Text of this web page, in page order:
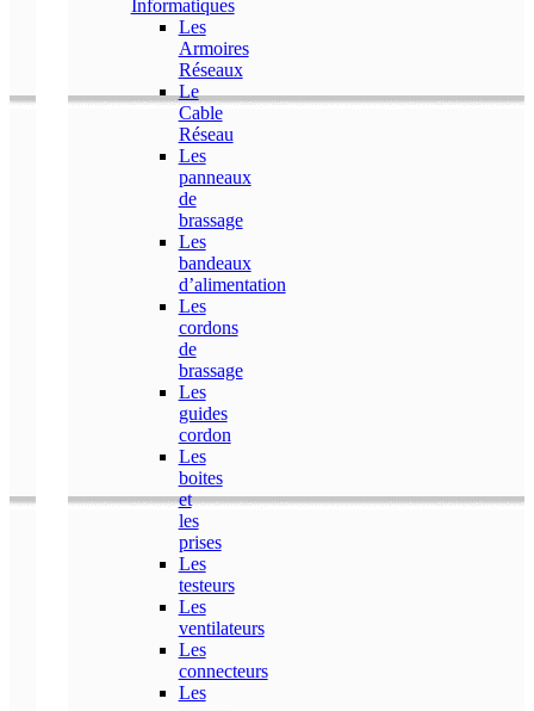
Informatiques
Les
Armoires
Réseaux
Le
Cable
Réseau
Les
panneaux
de
brassage
Les
bandeaux
d’alimentation
Les
cordons
de
brassage
Les
guides
cordon
Les
boites
et
les
prises
Les
testeurs
Les
ventilateurs
Les
connecteurs
Les